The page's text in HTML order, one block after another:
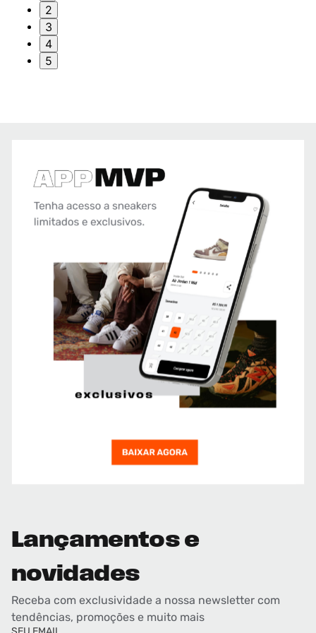
2
3
4
5
Lançamentos e
novidades
Receba com exclusividade a nossa newsletter com
tendências, promoções e muito mais